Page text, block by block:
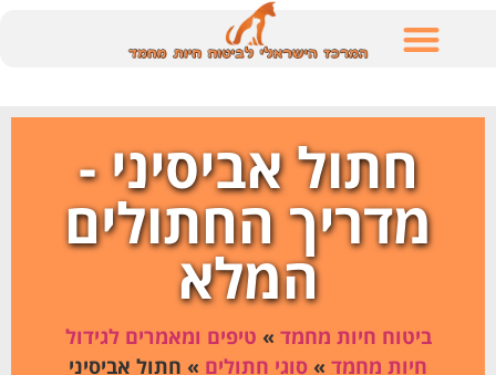
חתול אביסיני -
מדריך החתולים
המלא
ביטוח חיות מחמד » טיפים ומאמרים לגידול
חיות מחמד » סוגי חתולים » חתול אביסיני